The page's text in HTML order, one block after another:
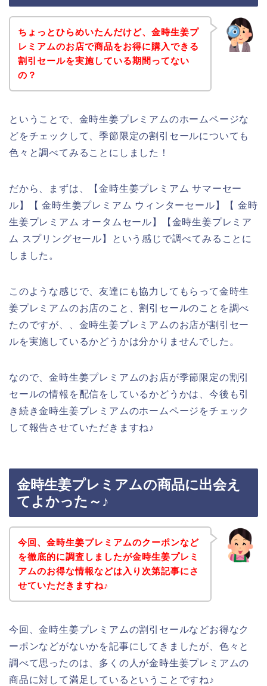
ちょっとひらめいたんだけど、金時生姜プ
レミアムのお店で商品をお得に購入できる
割引セールを実施している期間ってない
の？
ということで、金時生姜プレミアムのホームページな
どをチェックして、季節限定の割引セールについても
色々と調べてみることにしました！
だから、まずは、【金時生姜プレミアム サマーセー
ル】【 金時生姜プレミアム ウィンターセール】【 金時
生姜プレミアム オータムセール】【金時生姜プレミア
ム スプリングセール】という感じで調べてみることに
しました。
このような感じで、友達にも協力してもらって金時生
姜プレミアムのお店のこと、割引セールのことを調べ
たのですが、、金時生姜プレミアムのお店が割引セー
ルを実施しているかどうかは分かりませんでした。
なので、金時生姜プレミアムのお店が季節限定の割引
セールの情報を配信をしているかどうかは、今後も引
き続き金時生姜プレミアムのホームページをチェック
して報告させていただきますね♪
金時生姜プレミアムの商品に出会え
てよかった～♪
今回、金時生姜プレミアムのクーポンなど
を徹底的に調査しましたが金時生姜プレミ
アムのお得な情報などは入り次第記事にさ
せていただきますね♪
今回、金時生姜プレミアムの割引セールなどお得なク
ーポンなどがないかを記事にしてきましたが、色々と
調べて思ったのは、多くの人が金時生姜プレミアムの
商品に対して満足しているということですね♪